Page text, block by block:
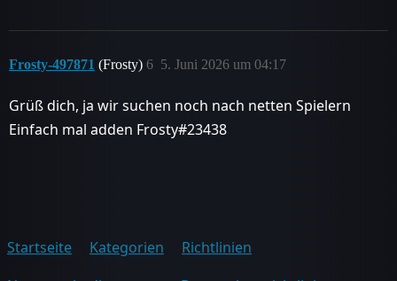
Frosty-497871 (Frosty) 5. Juni 2026 um 04:17
6
Grüß dich, ja wir suchen noch nach netten Spielern
Einfach mal adden Frosty#23438
Startseite Kategorien
Richtlinien